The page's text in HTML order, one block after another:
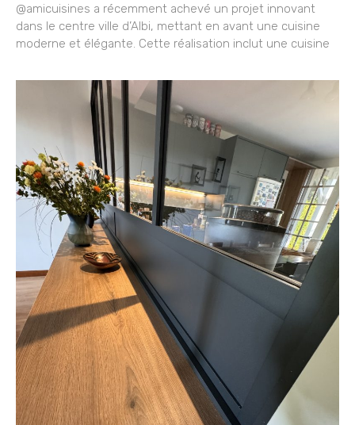
@amicuisines a récemment achevé un projet innovant
dans le centre ville d’Albi, mettant en avant une cuisine
moderne et élégante. Cette réalisation inclut une cuisine